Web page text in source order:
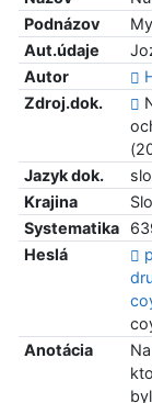
Podnázov
Aut.údaje
Autor
Zdroj.dok.
Jazyk dok.
Krajina
Systematika
Heslá
Anotácia